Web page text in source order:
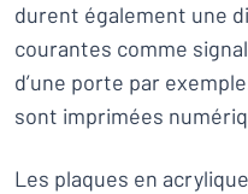
durent également une
courantes comme
d’une porte par
sont imprimées
Les plaques en